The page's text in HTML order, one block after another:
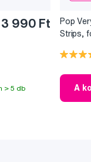
3 990 Ft
> 5 db
Pop
Strips,
A